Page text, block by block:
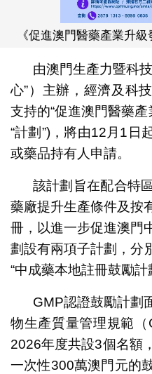
《促進澳門醫藥產業升
由澳門生產力暨科
心”）主辦，經濟及科
支持的“促進澳門醫藥
“計劃”)，將由12月1日
或藥品持有人申請。
該計劃旨在配合特
藥廠提升生產條件及按
冊，以進一步促進澳門
劃設有兩項子計劃，分
“中成藥本地註冊鼓勵計
GMP認證鼓勵計劃
物生產質量管理規範（
2026年度共設3個名額
一次性300萬澳門元的